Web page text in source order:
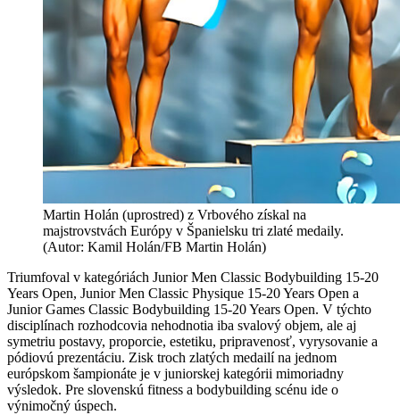
Martin Holán (uprostred) z Vrbového získal na
majstrovstvách Európy v Španielsku tri zlaté medaily.
(Autor: Kamil Holán/FB Martin Holán)
Triumfoval v kategóriách Junior Men Classic Bodybuilding 15-20
Years Open, Junior Men Classic Physique 15-20 Years Open a
Junior Games Classic Bodybuilding 15-20 Years Open. V týchto
disciplínach rozhodcovia nehodnotia iba svalový objem, ale aj
symetriu postavy, proporcie, estetiku, pripravenosť, vyrysovanie a
pódiovú prezentáciu. Zisk troch zlatých medailí na jednom
európskom šampionáte je v juniorskej kategórii mimoriadny
výsledok. Pre slovenskú fitness a bodybuilding scénu ide o
výnimočný úspech.